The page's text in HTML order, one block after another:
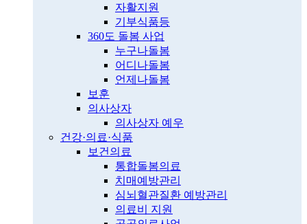
자활지원
기부식품등
360도 돌봄 사업
누구나돌봄
어디나돌봄
언제나돌봄
보훈
의사상자
의사상자 예우
건강·의료·식품
보건의료
통합돌봄의료
치매예방관리
심뇌혈관질환 예방관리
의료비 지원